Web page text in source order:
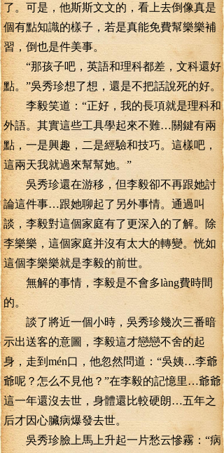
了。可是，他斯斯文文的，看上去倒像真是
個有點知識的樣子，若是真能免費幫樂樂補
習，倒也是件美事。
“那孩子吧，英語和理科都差，文科還好
點。”吳秀珍想了想，還是不把話說死的好。
李毅笑道：“正好，我的長項就是理科和
外語。其實這些工具學起來不難…關鍵有兩
點，一是興趣，二是經驗和技巧。這樣吧，
這兩天我就過來幫幫她。”
吳秀珍還在游移，但李毅卻不再跟她討
論這件事…跟她聊起了另外事情。通過叫
談，李毅對這個家庭有了更深入的了解。除
李樂樂，這個家庭并沒有太大的轉變。恍如
這個李樂樂就是李毅的前世。
無解的事情，李毅是不會多làng費時間
的。
談了將近一個小時，吳秀珍幾次三番暗
示出送客的意圖，李毅這才戀戀不舍的起
身，走到mén口，他忽然問道：“吳姨…李爺
爺呢？怎么不見他？”在李毅的記憶里…爺爺
這一年還沒去世，身體還比較硬朗…五年之
后才因心臟病爆發去世。
吳秀珍臉上馬上升起一片愁云慘霧：“病